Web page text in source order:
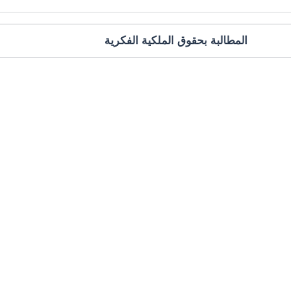
المطالبة بحقوق الملكية الفكرية